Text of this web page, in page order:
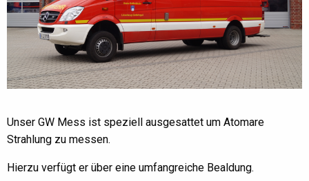
Unser GW Mess ist speziell ausgesattet um Atomare
Strahlung zu messen.
Hierzu verfügt er über eine umfangreiche Bealdung.